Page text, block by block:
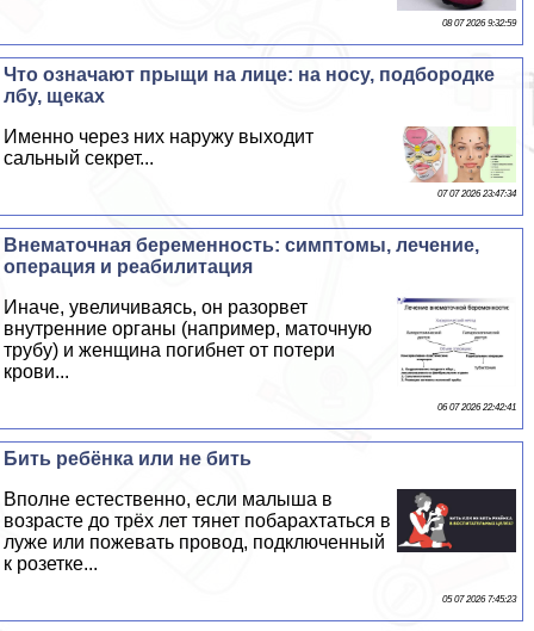
08 07 2026 9:32:59
Что означают прыщи на лице: на носу, подбородке
лбу, щеках
Именно через них наружу выходит
сальный секрет...
07 07 2026 23:47:34
Внематочная беременность: симптомы, лечение,
операция и реабилитация
Иначе, увеличиваясь, он разорвет
внутренние органы (например, маточную
трубу) и женщина погибнет от потери
крови...
06 07 2026 22:42:41
Бить ребёнка или не бить
Вполне естественно, если малыша в
возрасте до трёх лет тянет побарахтаться в
луже или пожевать провод, подключенный
к розетке...
05 07 2026 7:45:23